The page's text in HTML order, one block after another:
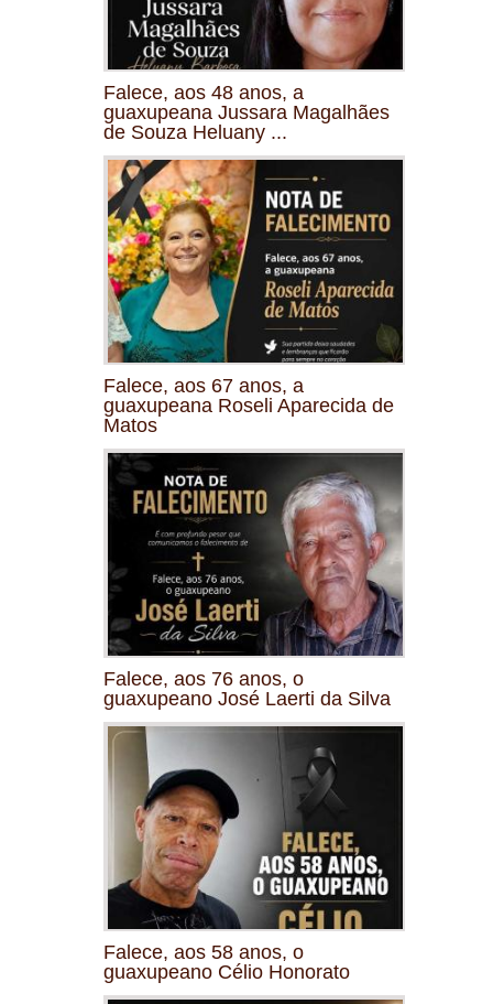
Falece, aos 48 anos, a
guaxupeana Jussara Magalhães
de Souza Heluany ...
Falece, aos 67 anos, a
guaxupeana Roseli Aparecida de
Matos
Falece, aos 76 anos, o
guaxupeano José Laerti da Silva
Falece, aos 58 anos, o
guaxupeano Célio Honorato